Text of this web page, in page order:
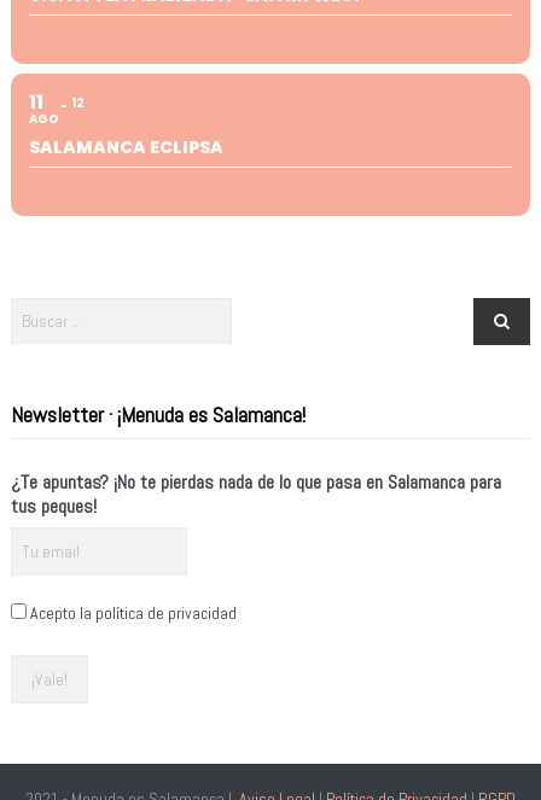
11
AGO
12
SALAMANCA ECLIPSA
Newsletter · ¡Menuda es Salamanca!
¿Te apuntas? ¡No te pierdas nada de lo que pasa en Salamanca para
tus peques!
Acepto la política de privacidad